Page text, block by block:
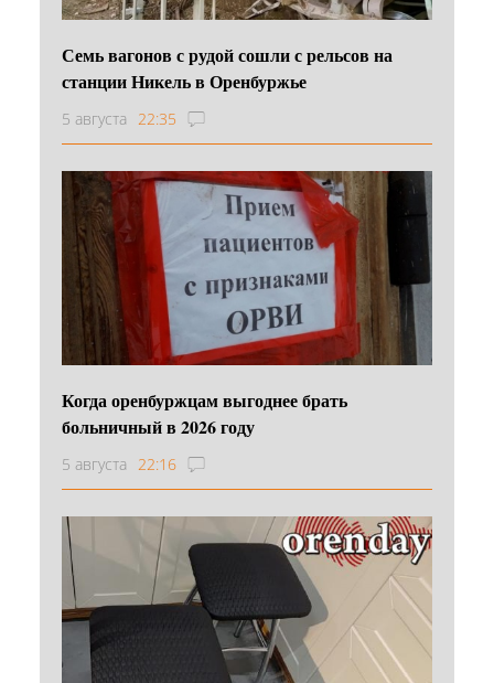
Семь вагонов с рудой сошли с рельсов на
станции Никель в Оренбуржье
5 августа 22:35
Когда оренбуржцам выгоднее брать
больничный в 2026 году
5 августа 22:16